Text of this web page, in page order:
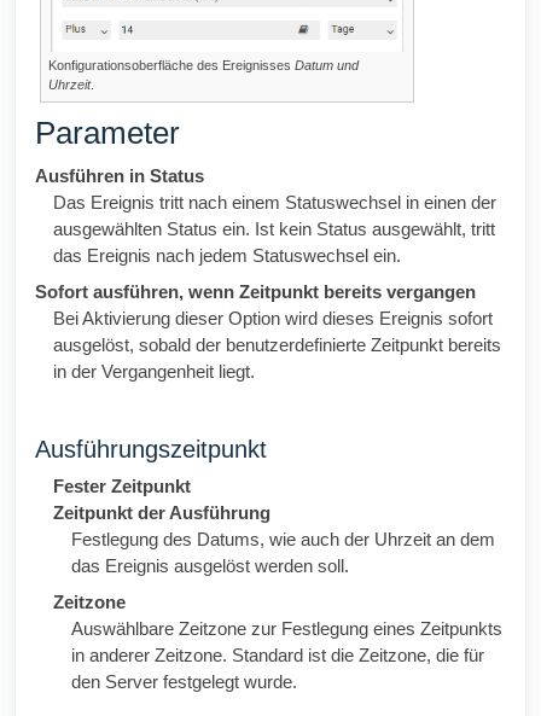
Konfigurationsoberfläche des Ereignisses Datum und
Uhrzeit.
Parameter
Ausführen in Status
Das Ereignis tritt nach einem Statuswechsel in einen der
ausgewählten Status ein. Ist kein Status ausgewählt, tritt
das Ereignis nach jedem Statuswechsel ein.
Sofort ausführen, wenn Zeitpunkt bereits vergangen
Bei Aktivierung dieser Option wird dieses Ereignis sofort
ausgelöst, sobald der benutzerdefinierte Zeitpunkt bereits
in der Vergangenheit liegt.
Ausführungszeitpunkt
Fester Zeitpunkt
Zeitpunkt der Ausführung
Festlegung des Datums, wie auch der Uhrzeit an dem
das Ereignis ausgelöst werden soll.
Zeitzone
Auswählbare Zeitzone zur Festlegung eines Zeitpunkts
in anderer Zeitzone. Standard ist die Zeitzone, die für
den Server festgelegt wurde.